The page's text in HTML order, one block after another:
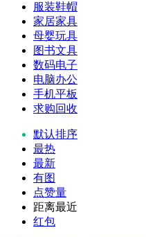
服装鞋帽
家居家具
母婴玩具
图书文具
数码电子
电脑办公
手机平板
求购回收
默认排序
最热
最新
有图
点赞量
距离最近
红包